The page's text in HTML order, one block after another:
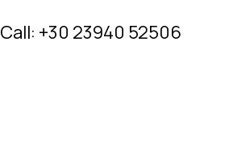
Call: +30 23940 52506